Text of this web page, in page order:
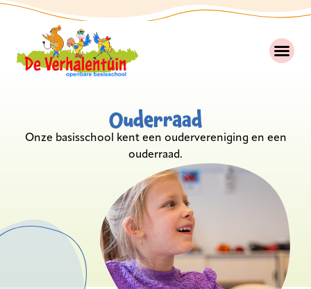
Ouderraad
Onze basisschool kent een oudervereniging en een
ouderraad.